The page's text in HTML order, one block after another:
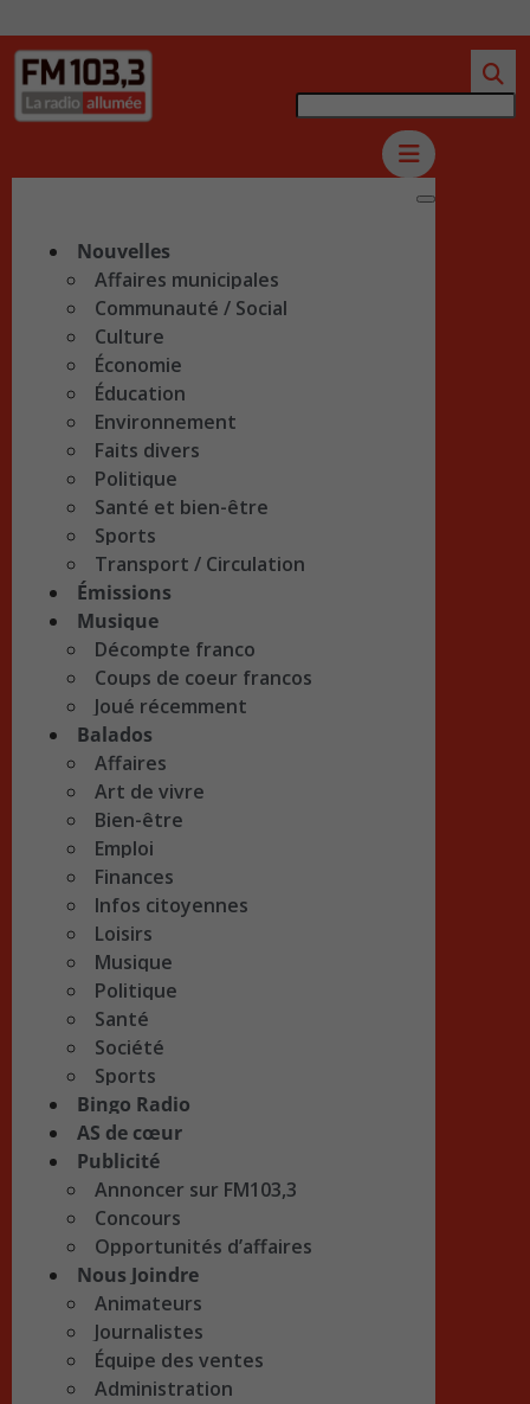
Nouvelles
Affaires municipales
Communauté / Social
Culture
Économie
Éducation
Environnement
Faits divers
Politique
Santé et bien-être
Sports
Transport / Circulation
Émissions
Musique
Décompte franco
Coups de coeur francos
Joué récemment
Balados
Affaires
Art de vivre
Bien-être
Emploi
Finances
Infos citoyennes
Loisirs
Musique
Politique
Santé
Société
Sports
Bingo Radio
AS de cœur
Publicité
Annoncer sur FM103,3
Concours
Opportunités d’affaires
Nous Joindre
Animateurs
Journalistes
Équipe des ventes
Administration